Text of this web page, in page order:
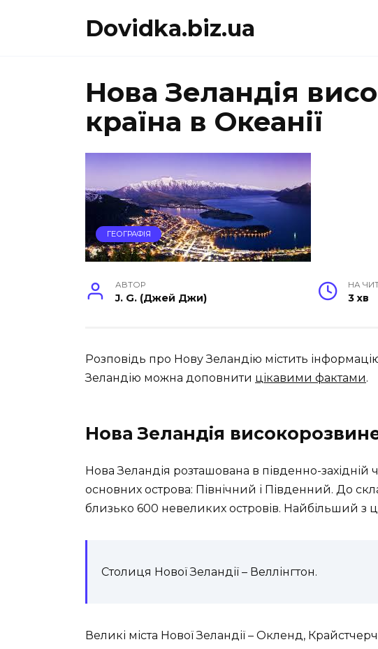
Dovidka.biz.ua
Нова Зеландія
країна в Океанії
ГЕОГРАФІЯ
АВТОР
J. G. (Джей Джи)
НА
3 хв
Розповідь про Нову Зеландію містить
Зеландію можна доповнити цікавими фактами.
Нова Зеландія
Нова Зеландія розташована в південно-західній
основних острова: Північний і Південний. До
близько 600 невеликих островів. Найбільший з
Столиця Нової Зеландії – Веллінгтон.
Великі міста Нової Зеландії – Окленд,